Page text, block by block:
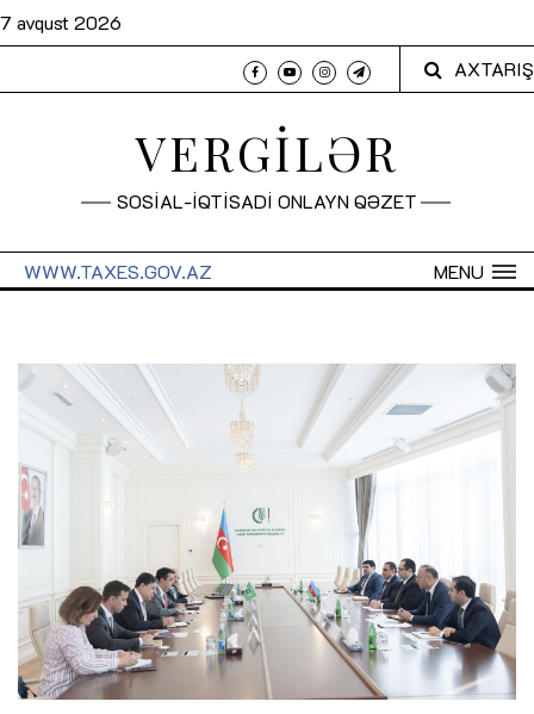
7 avqust 2026
AXTARIŞ
VERGİLƏR
SOSİAL-İQTİSADİ ONLAYN QƏZET
MENU
WWW.TAXES.GOV.AZ